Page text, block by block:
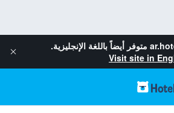
متوفر أيضاً باللغة الإنجليزية.
Visit site in